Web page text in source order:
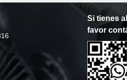
Si tienes
favor